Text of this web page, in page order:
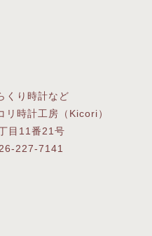
くり時計など
リ時計工房（Kicori）
目11番21号
227-7141